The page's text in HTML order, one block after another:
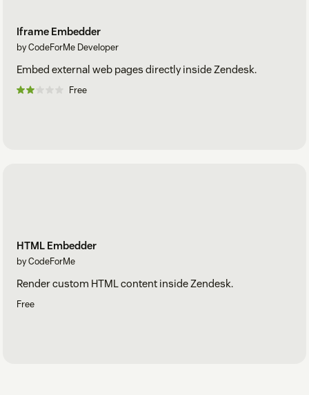
Iframe Embedder
by CodeForMe Developer
Embed external web pages directly inside Zendesk.
Free
HTML Embedder
by CodeForMe
Render custom HTML content inside Zendesk.
Free